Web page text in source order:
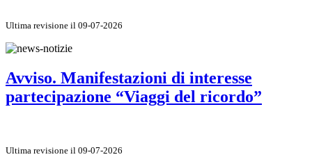
Ultima revisione il 09-07-2026
Avviso. Manifestazioni di interesse
partecipazione “Viaggi del ricordo”
Ultima revisione il 09-07-2026